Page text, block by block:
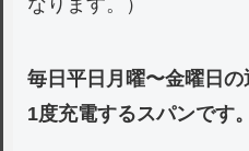
なります。）
毎日平日月曜〜金曜日
1度充電するスパンです。